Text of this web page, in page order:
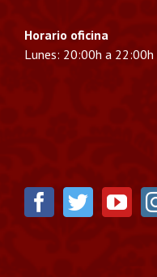
Horario oficina
Lunes: 20:00h a 22:00h